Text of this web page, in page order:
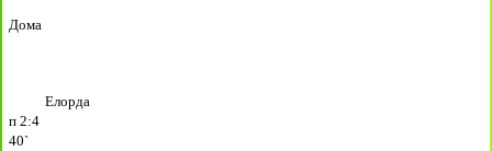
Дома
Елорда
п 2:4
40`